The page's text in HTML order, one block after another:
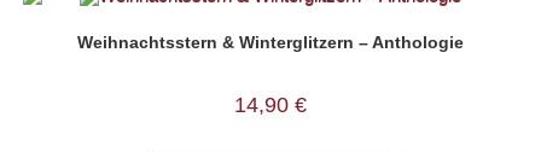
Weihnachtsstern & Winterglitzern – Anthologie
14,90 €